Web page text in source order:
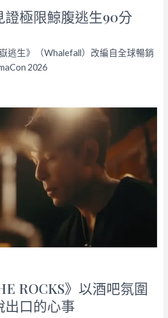
證極限鯨腹逃生90分
逃生》（Whalefall）改編自全球暢銷
2026
ROCKS》以酒吧氛圍
出口的心事